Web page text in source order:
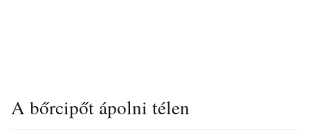
A bőrcipőt ápolni télen